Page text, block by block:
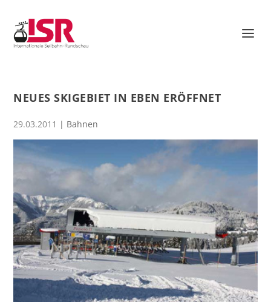
NEUES SKIGEBIET IN EBEN ERÖFFNET
29.03.2011 | Bahnen